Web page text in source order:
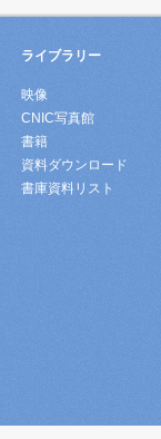
ライブラリー
映像
CNIC写真館
書籍
資料ダウンロード
書庫資料リスト